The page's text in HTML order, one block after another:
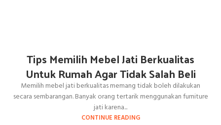
Tips Memilih Mebel Jati Berkualitas
Untuk Rumah Agar Tidak Salah Beli
Memilih mebel jati berkualitas memang tidak boleh dilakukan
secara sembarangan. Banyak orang tertarik menggunakan furniture
jati karena...
CONTINUE READING